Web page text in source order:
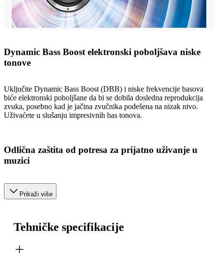
Dynamic Bass Boost elektronski poboljšava niske
tonove
Uključite Dynamic Bass Boost (DBB) i niske frekvencije basova
biće elektronski poboljšane da bi se dobila dosledna reprodukcija
zvuka, posebno kad je jačina zvučnika podešena na nizak nivo.
Uživaćete u slušanju impresivnih bas tonova.
Odlična zaštita od potresa za prijatno uživanje u
muzici
Prikaži više
Tehničke specifikacije